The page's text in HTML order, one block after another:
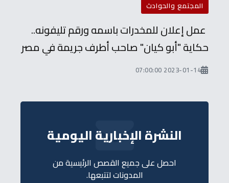
المجتمع والحوادث
عمل إعلان للمخدرات باسمه ورقم تليفونه..
حكاية "أبو كيان" صاحب أطرف جريمة في مصر
2023-01-14 07:00:00
النشرة الإخبارية اليومية
احصل على جميع القصص الرئيسية من
المدونات لتتبعها.